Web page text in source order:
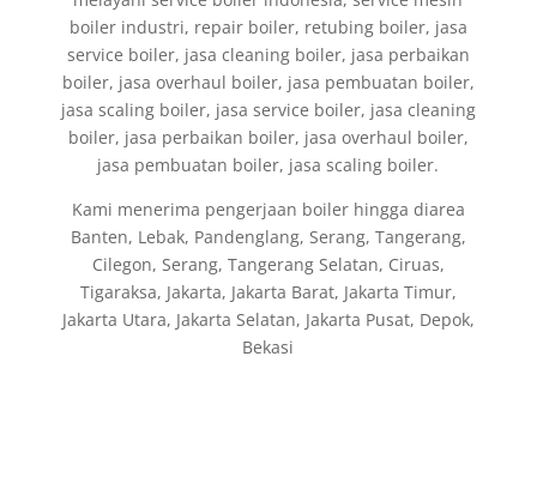
boiler industri, repair boiler, retubing boiler, jasa
service boiler, jasa cleaning boiler, jasa perbaikan
boiler, jasa overhaul boiler, jasa pembuatan boiler,
jasa scaling boiler, jasa service boiler, jasa cleaning
boiler, jasa perbaikan boiler, jasa overhaul boiler,
jasa pembuatan boiler, jasa scaling boiler.
Kami menerima pengerjaan boiler hingga diarea
Banten, Lebak, Pandenglang, Serang, Tangerang,
Cilegon, Serang, Tangerang Selatan, Ciruas,
Tigaraksa, Jakarta, Jakarta Barat, Jakarta Timur,
Jakarta Utara, Jakarta Selatan, Jakarta Pusat, Depok,
Bekasi